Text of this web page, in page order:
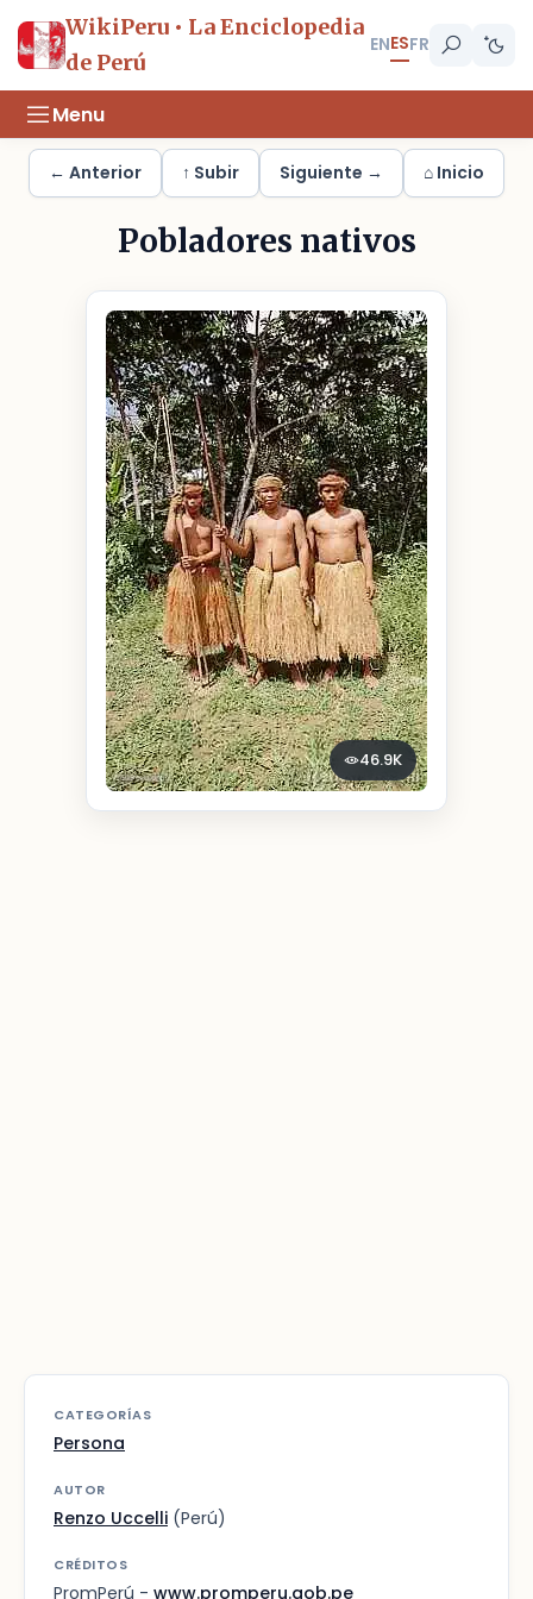
WikiPeru • La Enciclopedia
de Perú
ENESFR
Menu
← Anterior ↑ Subir Siguiente → ⌂ Inicio
Pobladores nativos
46.9K
CATEGORÍAS
Persona
AUTOR
Renzo Uccelli (Perú)
CRÉDITOS
PromPerú - www.promperu.gob.pe